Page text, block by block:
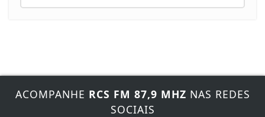
ACOMPANHE RCS FM 87,9 MHZ NAS REDES
SOCIAIS